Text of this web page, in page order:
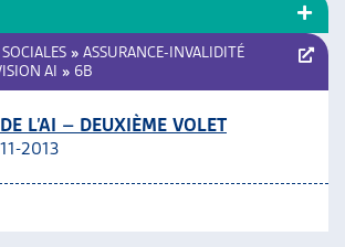
» ASSURANCE-INVALIDITÉ
AI » 6B
L’AI – DEUXIÈME VOLET
2013